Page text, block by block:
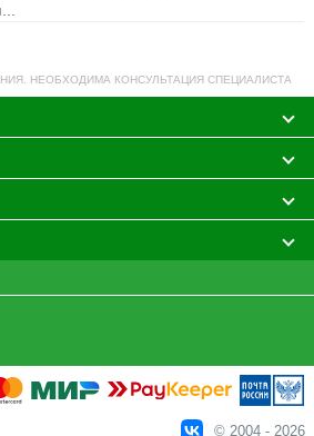
НЕОБХОДИМА КОНСУЛЬТАЦИЯ СПЕЦИАЛИСТА
© 2004 - 2026